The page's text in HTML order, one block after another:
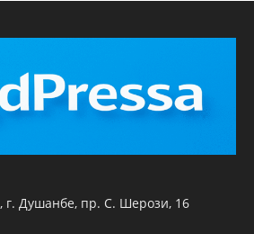
г. Душанбе, пр. С. Шерози, 16